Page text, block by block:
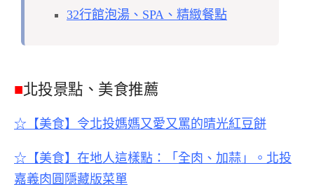
32行館泡湯、SPA、精緻餐點
■北投景點、美食推薦
☆【美食】令北投媽媽又愛又罵的晴光紅豆餅
☆【美食】在地人這樣點：「全肉、加蒜」。北投
嘉義肉圓隱藏版菜單